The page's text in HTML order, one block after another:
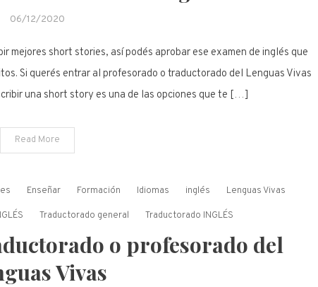
06/12/2020
mejores short stories, así podés aprobar ese examen de inglés que
Si querés entrar al profesorado o traductorado del Lenguas Vivas
una short story es una de las opciones que te […]
Read More
Enseñar Formación Idiomas inglés Lenguas Vivas
Traductorado general Traductorado INGLÉS
o profesorado del
Vivas